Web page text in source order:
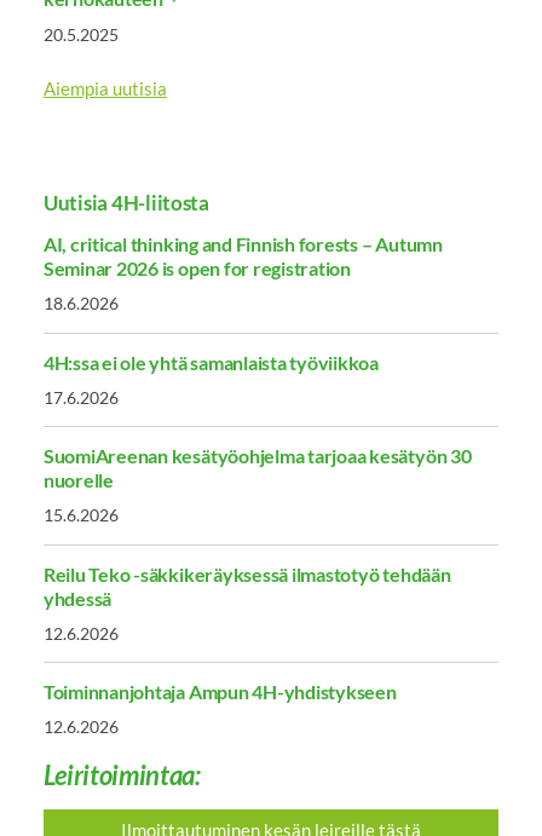
20.5.2025
Aiempia uutisia
Uutisia 4H-liitosta
AI, critical thinking and Finnish forests – Autumn
Seminar 2026 is open for registration
18.6.2026
4H:ssa ei ole yhtä samanlaista työviikkoa
17.6.2026
SuomiAreenan kesätyöohjelma tarjoaa kesätyön 30
nuorelle
15.6.2026
Reilu Teko -säkkikeräyksessä ilmastotyö tehdään
yhdessä
12.6.2026
Toiminnanjohtaja Ampun 4H-yhdistykseen
12.6.2026
Leiritoimintaa:
Ilmoittautuminen kesän leireille tästä